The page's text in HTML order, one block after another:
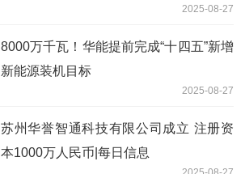
2025-08-27
8000万千瓦！华能提前完成“十四五”新增
新能源装机目标
2025-08-27
苏州华誉智通科技有限公司成立 注册资
本1000万人民币|每日信息